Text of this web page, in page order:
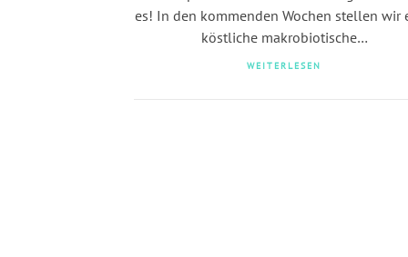
es! In den kommenden Wochen stellen wir
köstliche makrobiotische…
WEITERLESEN